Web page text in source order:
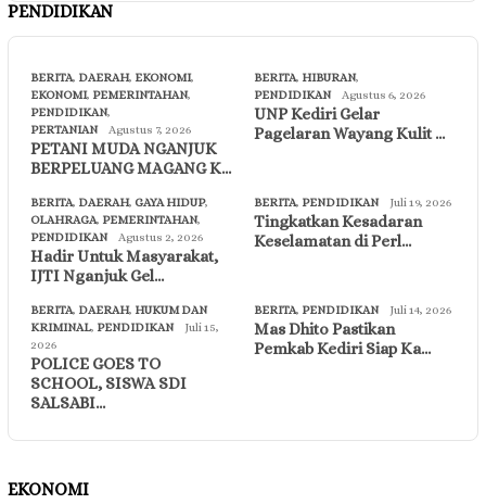
PENDIDIKAN
BERITA, DAERAH, EKONOMI,
EKONOMI, PEMERINTAHAN,
PENDIDIKAN,
PERTANIAN
Agustus 7, 2026
PETANI MUDA NGANJUK
BERPELUANG MAGANG K…
BERITA, HIBURAN,
PENDIDIKAN
Agustus 6, 2026
UNP Kediri Gelar
Pagelaran Wayang Kulit …
BERITA, DAERAH, GAYA HIDUP,
OLAHRAGA, PEMERINTAHAN,
PENDIDIKAN
Agustus 2, 2026
Hadir Untuk Masyarakat,
IJTI Nganjuk Gel…
BERITA, PENDIDIKAN Juli 19, 2026
Tingkatkan Kesadaran
Keselamatan di Perl…
BERITA, DAERAH, HUKUM DAN
KRIMINAL, PENDIDIKAN
Juli 15,
2026
POLICE GOES TO
SCHOOL, SISWA SDI
SALSABI…
BERITA, PENDIDIKAN Juli 14, 2026
Mas Dhito Pastikan
Pemkab Kediri Siap Ka…
EKONOMI